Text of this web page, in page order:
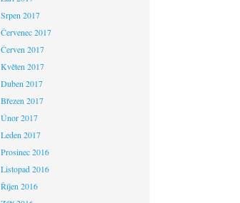
Srpen 2017
Červenec 2017
Červen 2017
Květen 2017
Duben 2017
Březen 2017
Únor 2017
Leden 2017
Prosinec 2016
Listopad 2016
Říjen 2016